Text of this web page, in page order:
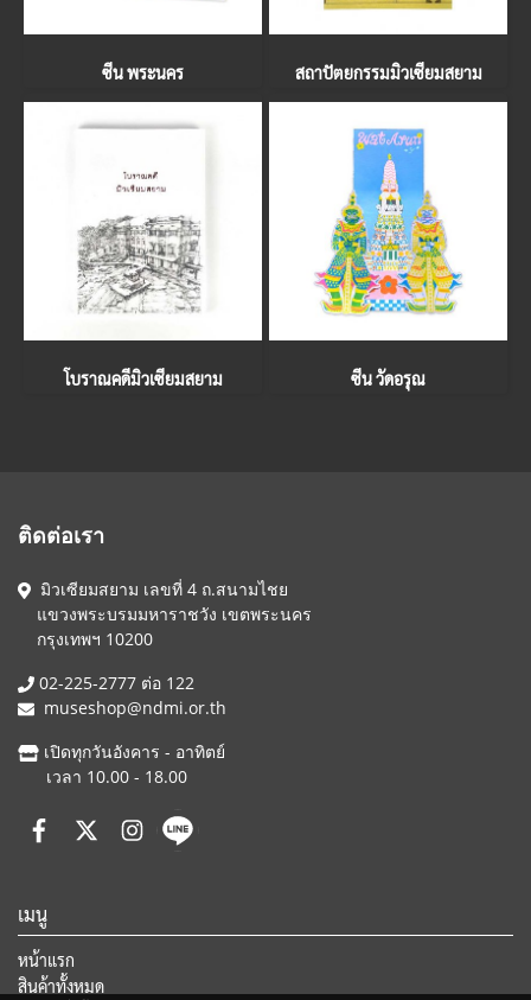
ซีน พระนคร สถาปัตยกรรมมิวเซียมสยาม
โบราณคดีมิวเซียมสยาม ซีน วัดอรุณ
ติดต่อเรา
มิวเซียมสยาม เลขที่ 4 ถ.สนามไชย
แขวงพระบรมมหาราชวัง เขตพระนคร
กรุงเทพฯ 10200
02-225-2777 ต่อ 122
museshop@ndmi.or.th
เปิดทุกวันอังคาร - อาทิตย์
เวลา 10.00 - 18.00
เมนู
หน้าแรก
สินค้าทั้งหมด